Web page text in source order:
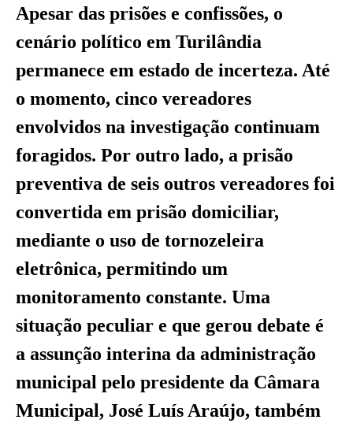
Apesar das prisões e confissões, o
cenário político em Turilândia
permanece em estado de incerteza. Até
o momento, cinco vereadores
envolvidos na investigação continuam
foragidos. Por outro lado, a prisão
preventiva de seis outros vereadores foi
convertida em prisão domiciliar,
mediante o uso de tornozeleira
eletrônica, permitindo um
monitoramento constante. Uma
situação peculiar e que gerou debate é
a assunção interina da administração
municipal pelo presidente da Câmara
Municipal, José Luís Araújo, também